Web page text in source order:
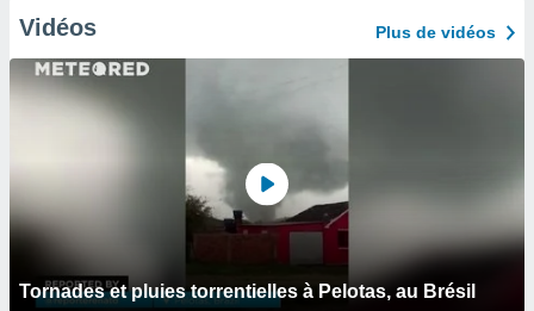
Vidéos Plus de vidéos
Tornades et pluies torrentielles à Pelotas, au Brésil